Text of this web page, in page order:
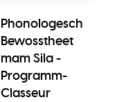
Phonologesch
Bewosstheet
mam Sila -
Programm-
Classeur